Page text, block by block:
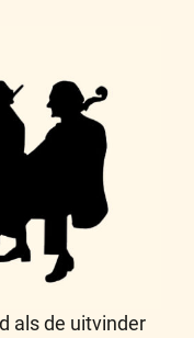
als de uitvinder